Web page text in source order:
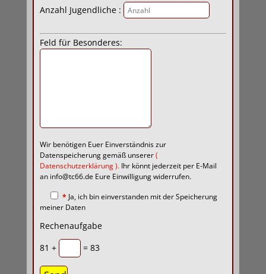
Anzahl Jugendliche :
Feld für Besonderes:
Wir benötigen Euer Einverständnis zur
Datenspeicherung gemäß unserer(
Datenschutzerklärung). Ihr könnt jederzeit per E-Mail
an info@tc66.de Eure Einwilligung widerrufen.
* Ja, ich bin einverstanden mit der Speicherung
meiner Daten
Rechenaufgabe
81 +
= 83